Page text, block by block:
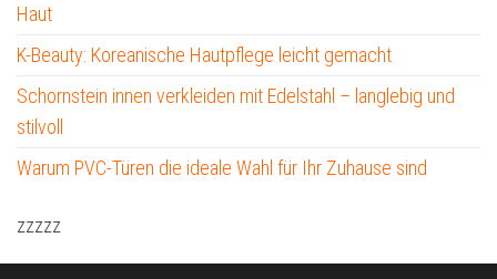
Haut
K-Beauty: Koreanische Hautpflege leicht gemacht
Schornstein innen verkleiden mit Edelstahl – langlebig und
stilvoll
Warum PVC-Türen die ideale Wahl für Ihr Zuhause sind
zzzzz